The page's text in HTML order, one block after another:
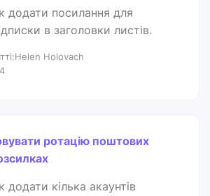
додати посилання для
в заголовки листів.
Holovach
ротацію поштових
додати кілька акаунтів